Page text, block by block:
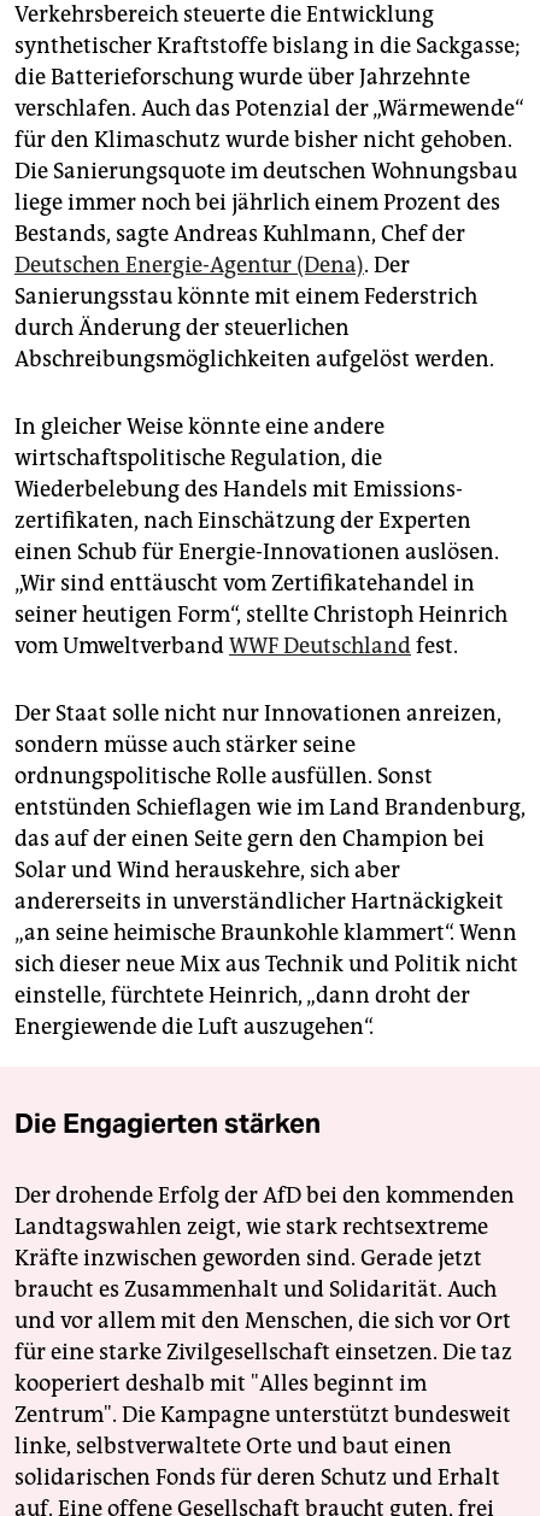
Verkehrsbereich steuerte die Entwicklung
synthetischer Kraftstoffe bislang in die Sackgasse;
die Batterieforschung wurde über Jahrzehnte
verschlafen. Auch das Potenzial der „Wärmewende“
für den Klimaschutz wurde bisher nicht gehoben.
Die Sanierungsquote im deutschen Wohnungsbau
liege immer noch bei jährlich einem Prozent des
Bestands, sagte Andreas Kuhlmann, Chef der
Deutschen Energie-Agentur (Dena). Der
Sanierungsstau könnte mit einem Federstrich
durch Änderung der steuerlichen
Abschreibungsmöglichkeiten aufgelöst werden.
In gleicher Weise könnte eine andere
wirtschaftspolitische Regulation, die
Wiederbelebung des Handels mit Emis­sions­
zertifikaten, nach Einschätzung der Experten
einen Schub für Energie-Innovationen auslösen.
„Wir sind enttäuscht vom Zertifikatehandel in
seiner heutigen Form“, stellte Christoph Heinrich
vom UmweltverbandWWF Deutschlandfest.
Der Staat solle nicht nur Innovationen anreizen,
sondern müsse auch stärker seine
ordnungspolitische Rolle ausfüllen. Sonst
entstünden Schieflagen wie im Land Brandenburg,
das auf der einen Seite gern den Champion bei
Solar und Wind herauskehre, sich aber
andererseits in unverständlicher Hartnäckigkeit
„an seine heimische Braunkohle klammert“. Wenn
sich dieser neue Mix aus Technik und Politik nicht
einstelle, fürchtete Heinrich, „dann droht der
Energiewende die Luft auszugehen“.
Die Engagierten stärken
Der drohende Erfolg der AfD bei den kommenden
Landtagswahlen zeigt, wie stark rechtsextreme
Kräfte inzwischen geworden sind. Gerade jetzt
braucht es Zusammenhalt und Solidarität. Auch
und vor allem mit den Menschen, die sich vor Ort
für eine starke Zivilgesellschaft einsetzen. Die taz
kooperiert deshalb mit "Alles beginnt im
Zentrum". Die Kampagne unterstützt bundesweit
linke, selbstverwaltete Orte und baut einen
solidarischen Fonds für deren Schutz und Erhalt
auf. Eine offene Gesellschaft braucht guten, frei